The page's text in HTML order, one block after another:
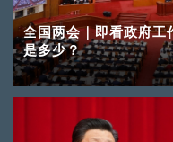
全国两会｜即看政府工
是多少？